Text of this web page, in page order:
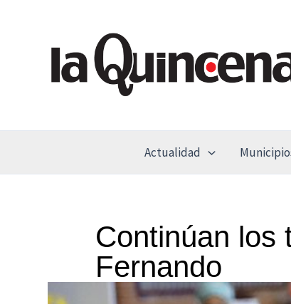
contenido
Actualidad
Continúan los
Fernando